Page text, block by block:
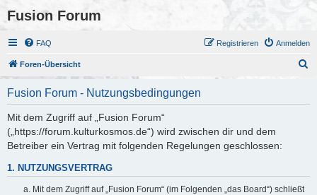
Fusion Forum
FAQ Anmelden
Registrieren
Foren-Übersicht
Fusion Forum - Nutzungsbedingungen
Mit dem Zugriff auf „Fusion Forum“
(„https://forum.kulturkosmos.de“) wird zwischen dir und dem
Betreiber ein Vertrag mit folgenden Regelungen geschlossen:
1. NUTZUNGSVERTRAG
Mit dem Zugriff auf „Fusion Forum“ (im Folgenden „das Board“) schließt